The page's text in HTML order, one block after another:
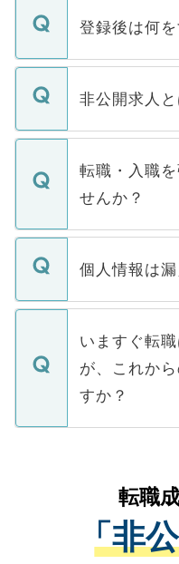
登録後は何
ご登録いただ
登録内容を確
ます。通常、5
いただきます
非公開求人
マイナビ
うち約3割は
けない「非公
下記の理由に
ません。
■応募殺到を
関を公にして
に、医療機関
みを人材紹介
ています。
転職・入職
せんか？
転職・入職を
ん。また、仮
定を承諾する
の辞退の連絡
個人情報は
個人情報が漏
で、ご安心く
などで収集し
ご本人のキャ
支援を目的に
ているすべて
は、個人情報
管理基準を満
る、プライバ
いますぐ転
が、これか
すか？
かがいして、
経験をまじえ
させていただ
ない方には、
転職
「非